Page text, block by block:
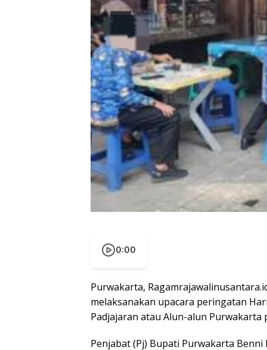
0:00
Purwakarta,
melaksanakan upacara peringatan
Padjajaran atau Alun-alun Purwakarta
Penjabat (Pj) Bupati Purwakarta